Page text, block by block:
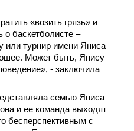
«возить грязь» и
о баскетболисте –
или турнир имени Яниса
Может быть, Янису
- заключила
семью Яниса
и ее команда выходят
бесперспективным с